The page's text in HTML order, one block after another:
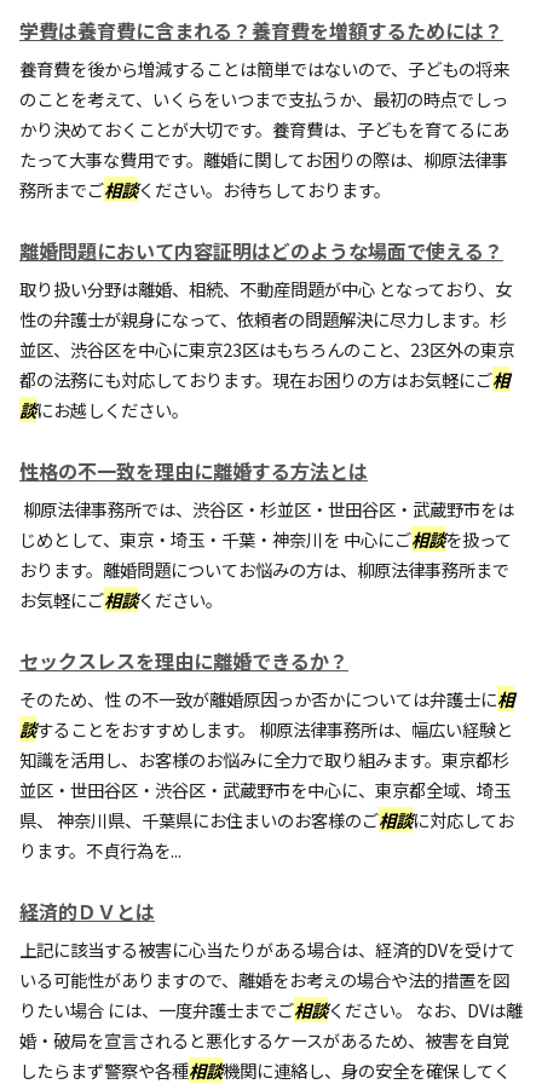
学費は養育費に含まれる？養育費を増額するためには？
養育費を後から増減することは簡単ではないので、子どもの将来
のことを考えて、いくらをいつまで支払うか、最初の時点でしっ
かり決めておくことが大切です。養育費は、子どもを育てるにあ
たって大事な費用です。離婚に関してお困りの際は、柳原法律事
務所までご相談ください。お待ちしております。
離婚問題において内容証明はどのような場面で使える？
取り扱い分野は離婚、相続、不動産問題が中心 となっており、女
性の弁護士が親身になって、依頼者の問題解決に尽力します。杉
並区、渋谷区を中心に東京23区はもちろんのこと、23区外の東京
都の法務にも対応しております。現在お困りの方はお気軽にご相
談にお越しください。
性格の不一致を理由に離婚する方法とは
柳原法律事務所では、渋谷区・杉並区・世田谷区・武蔵野市をは
じめとして、東京・埼玉・千葉・神奈川を 中心にご相談を扱って
おります。離婚問題についてお悩みの方は、柳原法律事務所まで
お気軽にご相談ください。
セックスレスを理由に離婚できるか？
そのため、性 の不一致が離婚原因っか否かについては弁護士に相
談することをおすすめします。 柳原法律事務所は、幅広い経験と
知識を活用し、お客様のお悩みに全力で取り組みます。東京都杉
並区・世田谷区・渋谷区・武蔵野市を中心に、東京都全域、埼玉
県、 神奈川県、千葉県にお住まいのお客様のご相談に対応してお
ります。不貞行為を...
経済的ＤＶとは
上記に該当する被害に心当たりがある場合は、経済的DVを受けて
いる可能性がありますので、離婚をお考えの場合や法的措置を図
りたい場合 には、一度弁護士までご相談ください。 なお、DVは離
婚・破局を宣言されると悪化するケースがあるため、被害を自覚
したらまず警察や各種相談機関に連絡し、身の安全を確保してく